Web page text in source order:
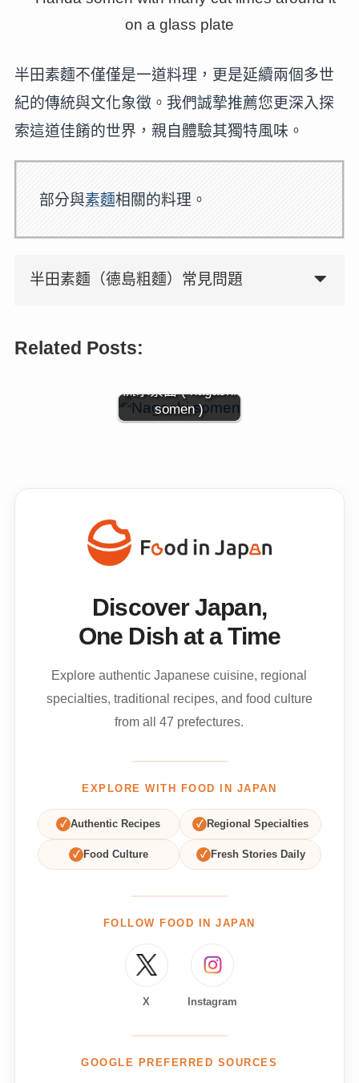
半田素麵不僅僅是一道料理，更是延續兩個多世
紀的傳統與文化象徵。我們誠摯推薦您更深入探
索這道佳餚的世界，親自體驗其獨特風味。
部分與素麵相關的料理。
半田素麵（德島粗麵）常見問題
Related Posts:
流水素面 ( nagashi
somen )
Discover Japan,
One Dish at a Time
Explore authentic Japanese cuisine, regional
specialties, traditional recipes, and food culture
from all 47 prefectures.
EXPLORE WITH FOOD IN JAPAN
✓ Authentic Recipes ✓ Regional Specialties
✓ Food Culture ✓ Fresh Stories Daily
FOLLOW FOOD IN JAPAN
X Instagram
GOOGLE PREFERRED SOURCES